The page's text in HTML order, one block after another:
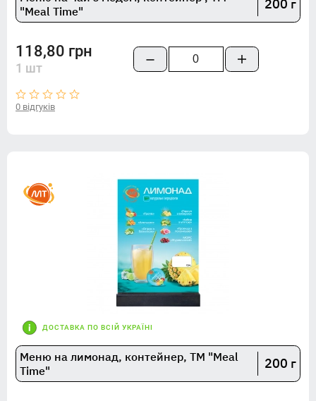
"Meal Time"
200 г
118,80 грн
1 шт
0 відгуків
ДОСТАВКА ПО ВСІЙ УКРАЇНІ
Меню на лимонад, контейнер, TM "Meal
Time"
200 г